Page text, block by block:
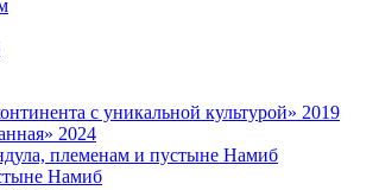
с уникальной культурой» 2019
2024
племенам и пустыне Намиб
Намиб